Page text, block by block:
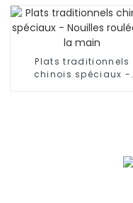
Plats traditionnels
chinois spéciaux -